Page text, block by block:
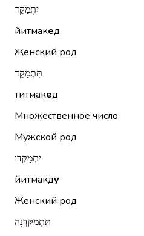
יִתְמַקֵּד
йитмакед
Женский род
תִּתְמַקֵּד
титмакед
Множественное число
Мужской род
יִתְמַקְּדוּ
йитмакду
Женский род
תִּתְמַקֵּדְנָה